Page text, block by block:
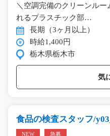
＼空調完備のクリーンルー
れるプラスチック部…
長期（3ヶ月以上）
時給1,400円
栃木県栃木市
気
食品の検査スタッフ/
NEW 急募